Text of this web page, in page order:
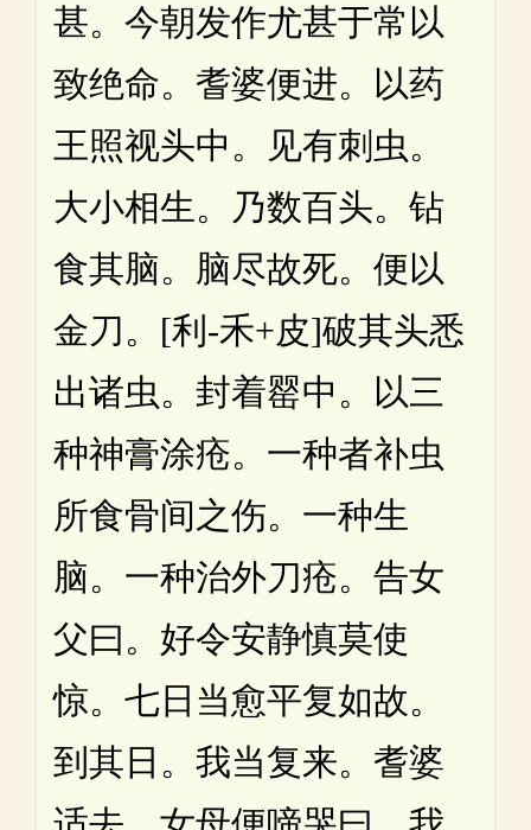
甚。今朝发作尤甚于常以
致绝命。耆婆便进。以药
王照视头中。见有刺虫。
大小相生。乃数百头。钻
食其脑。脑尽故死。便以
金刀。[利-禾+皮]破其头悉
出诸虫。封着罂中。以三
种神膏涂疮。一种者补虫
所食骨间之伤。一种生
脑。一种治外刀疮。告女
父曰。好令安静慎莫使
惊。七日当愈平复如故。
到其日。我当复来。耆婆